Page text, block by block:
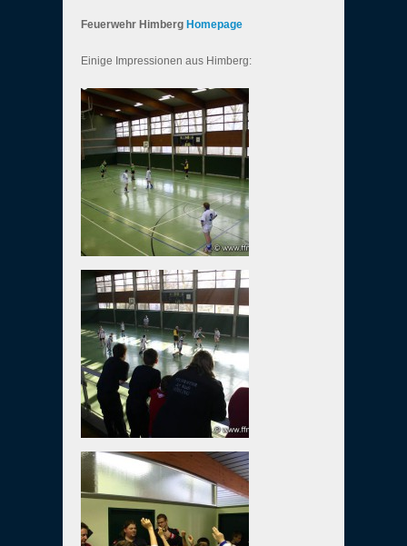
Feuerwehr Himberg Homepage
Einige Impressionen aus Himberg: